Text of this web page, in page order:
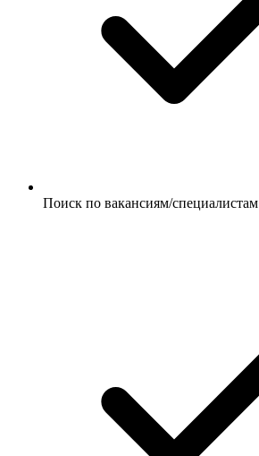
Поиск по вакансиям/специалистам